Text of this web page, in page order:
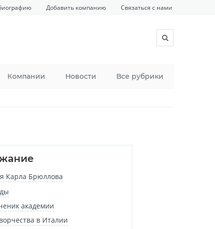
Добавить компанию Связаться с нами
Компании Новости Все рубрики
Карла Брюллова
академии
в Италии